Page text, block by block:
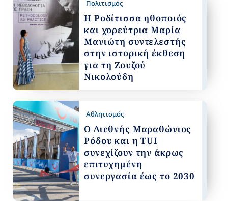
Πολιτισμός
Η Ροδίτισσα ηθοποιός
και χορεύτρια Μαρία
Μανιώτη συντελεστής
στην ιστορική έκθεση
για τη Ζουζού
Νικολούδη
Αθλητισμός
Ο Διεθνής Μαραθώνιος
Ρόδου και η TUI
συνεχίζουν την άκρως
επιτυχημένη
συνεργασία έως το 2030